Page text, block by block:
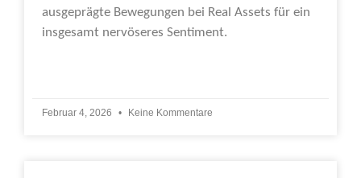
ausgeprägte Bewegungen bei Real Assets für ein
insgesamt nervöseres Sentiment.
Februar 4, 2026 Keine Kommentare